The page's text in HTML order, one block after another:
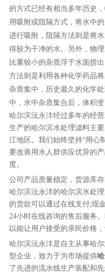
的方式已经有相当多年历史
用吸附或阻隔方式，将水中
进行吸附，阻隔方法则是将
得较为干净的水。另外，物
比重较小的杂质浮于水面捞
方法则是利用各种化学药品
杂质集中，历史最久的化学
中，水中杂质集合后，体积
哈尔滨沅永沣经过多年的经
生产的哈尔滨水处理滤料主
江地区。我们始终坚持“用心
要改善用水人群供应优异的
度。
公司产品质量稳定，货源库
哈尔滨沅永沣的哈尔滨水处
的货款可以通过在线支付;现
24小时在线咨询的售后服务
以能让用户接受的亲民价格
哈尔滨沅永沣是自主从事哈
型企业，致力于为市场提供
了先进的流水线生产装配和